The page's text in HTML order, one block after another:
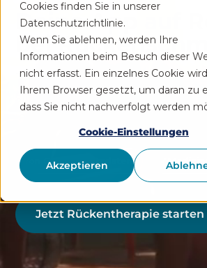
Cookies finden Sie in unserer
Datenschutzrichtlinie.
Wenn Sie ablehnen, werden Ihre
Informationen beim Besuch dieser
nicht erfasst. Ein einzelnes Cookie
Ihrem Browser gesetzt, um daran zu
dass Sie nicht nachverfolgt werden
Cookie-Einstellungen
Akzeptieren
Deine App auf
bei
Therapeutisches Training für
sich flexibel deinem Alltag
lange Wartezeiten, kostenfrei
Medizinprodukt
Jetzt Rückentherapie starten